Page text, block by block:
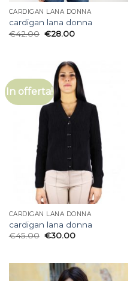
CARDIGAN LANA DONNA
cardigan lana donna
€42.00 €28.00
In offerta!
CARDIGAN LANA DONNA
cardigan lana donna
€45.00 €30.00